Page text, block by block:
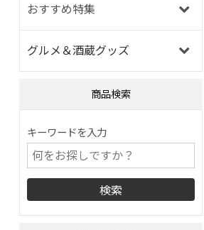
おすすめ特集
グルメ＆酒蔵グッズ
商品検索
キーワードを入力